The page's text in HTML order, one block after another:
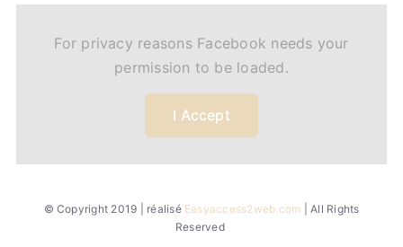
For privacy reasons Facebook needs your
permission to be loaded.
I Accept
© Copyright 2019 | réalisé Easyaccess2web.com | All Rights
Reserved